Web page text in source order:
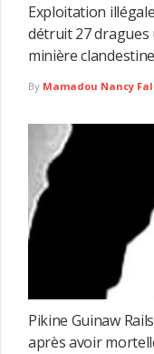
Exploitation
détruit 27 dragues
minière clandestine
By Mamadou Nancy
Pikine Guinaw
après avoir